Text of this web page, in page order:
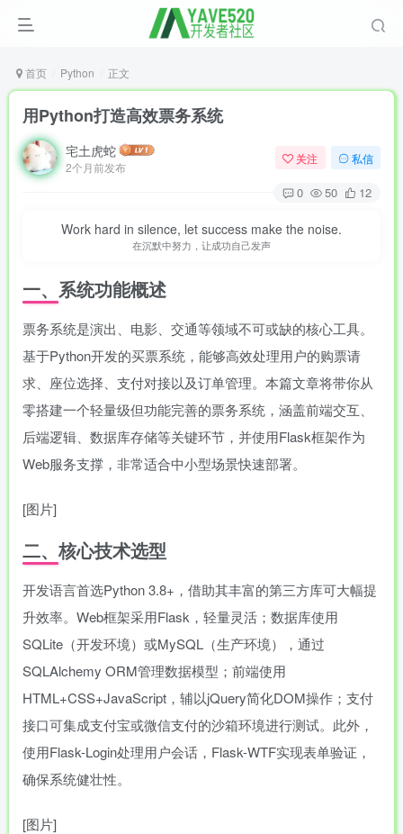
首页 Python 正文
用Python打造高效票务系统
宅土虎蛇
2个月前发布
关注 私信
0 50 12
Work hard in silence, let success make the noise.
在沉默中努力，让成功自己发声
一、系统功能概述
票务系统是演出、电影、交通等领域不可或缺的核心工具。
基于Python开发的买票系统，能够高效处理用户的购票请
求、座位选择、支付对接以及订单管理。本篇文章将带你从
零搭建一个轻量级但功能完善的票务系统，涵盖前端交互、
后端逻辑、数据库存储等关键环节，并使用Flask框架作为
Web服务支撑，非常适合中小型场景快速部署。
[图片]
二、核心技术选型
开发语言首选Python 3.8+，借助其丰富的第三方库可大幅提
升效率。Web框架采用Flask，轻量灵活；数据库使用
SQLite（开发环境）或MySQL（生产环境），通过
SQLAlchemy ORM管理数据模型；前端使用
HTML+CSS+JavaScript，辅以jQuery简化DOM操作；支付
接口可集成支付宝或微信支付的沙箱环境进行测试。此外，
使用Flask-Login处理用户会话，Flask-WTF实现表单验证，
确保系统健壮性。
[图片]